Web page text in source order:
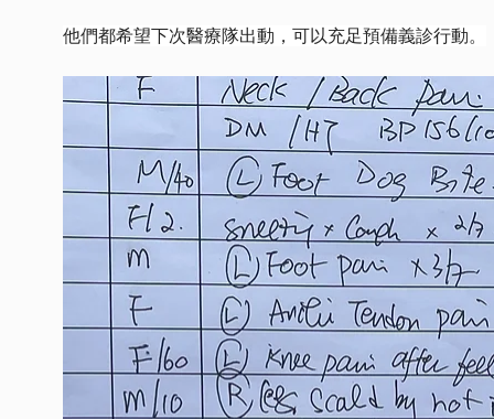
他們都希望下次醫療隊出動，可以充足預備義診行動。